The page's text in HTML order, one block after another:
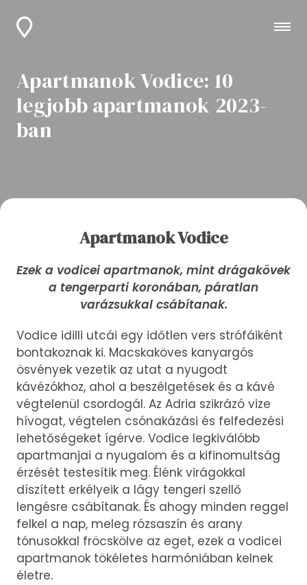
Apartmanok Vodice: 10
legjobb apartmanok 2023-
ban
Apartmanok Vodice
Ezek a vodicei apartmanok, mint drágakövek
a tengerparti koronában, páratlan
varázsukkal csábítanak.
Vodice idilli utcái egy időtlen vers strófáiként
bontakoznak ki. Macskaköves kanyargós
ösvények vezetik az utat a nyugodt
kávézókhoz, ahol a beszélgetések és a kávé
végtelenül csordogál. Az Adria szikrázó vize
hívogat, végtelen csónakázási és felfedezési
lehetőségeket ígérve. Vodice legkiválóbb
apartmanjai a nyugalom és a kifinomultság
érzését testesítik meg. Élénk virágokkal
díszített erkélyeik a lágy tengeri szellő
lengésre csábítanak. És ahogy minden reggel
felkel a nap, meleg rózsaszín és arany
tónusokkal fröcskölve az eget, ezek a vodicei
apartmanok tökéletes harmóniában kelnek
életre.